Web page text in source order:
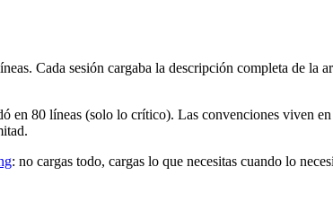
Cada sesión cargaba la descripción completa de la
en 80 líneas (solo lo crítico). Las convenciones viven
: no cargas todo, cargas lo que necesitas cuando lo